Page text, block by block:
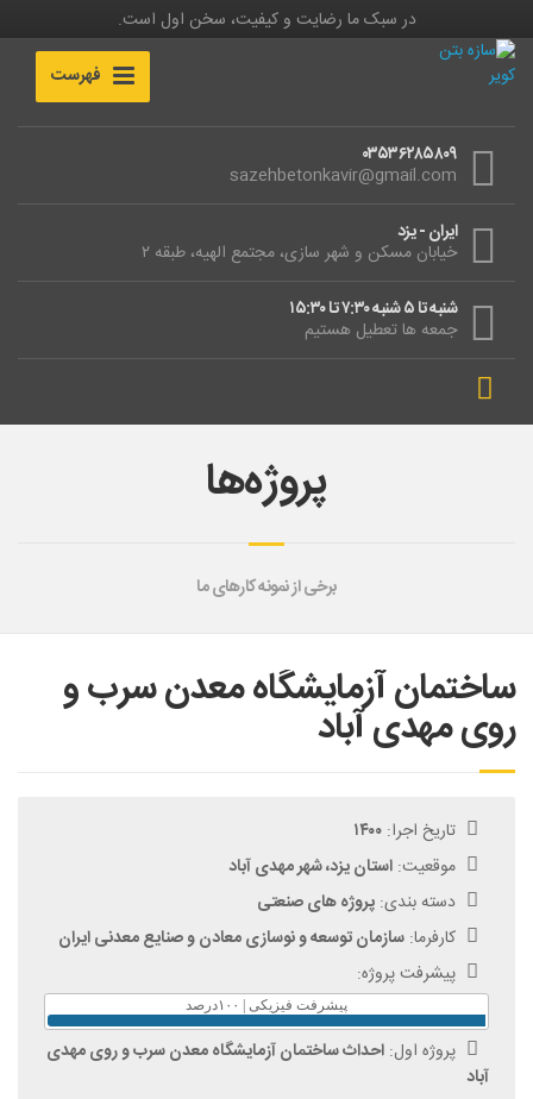
در سبک ما رضایت و کیفیت، سخن اول است.
فهرست
۰۳۵۳۶۲۸۵۸۰۹
sazehbetonkavir@gmail.com
ایران - یزد
خیابان مسکن و شهر سازی، مجتمع الهیه، طبقه ۲
شنبه تا ۵ شنبه ۷:۳۰ تا ۱۵:۳۰
جمعه ها تعطیل هستیم
پروژه‌ها
برخی از نمونه کارهای ما
ساختمان آزمایشگاه معدن سرب و
روی مهدی آباد
تاریخ اجرا: ۱۴۰۰
موقعیت: استان یزد، شهر مهدی آباد
دسته بندی: پروژه های صنعتی
کارفرما: سازمان توسعه و نوسازی معادن و صنایع معدنی ایران
پیشرفت پروژه:
پیشرفت فیزیکی | ۱۰۰درصد
پروژه اول: احداث ساختمان آزمایشگاه معدن سرب و روی مهدی
آباد